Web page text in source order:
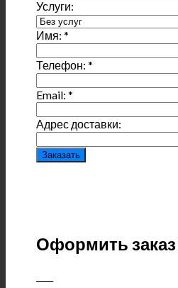
Услуги:
Имя:*
Телефон:*
Email:*
Адрес доставки:
Оформить